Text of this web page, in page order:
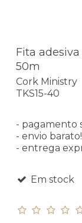
Fita
50m
Cork Ministry
TKS15-40
- pagamento
- envio barato!
- entrega
Em stock